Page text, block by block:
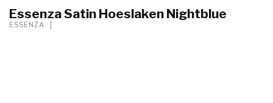
Essenza Satin Hoeslaken Nightblue
ESSENZA